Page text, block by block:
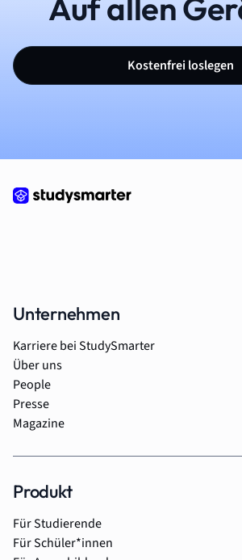
Auf allen
Kostenfrei loslegen
Unternehmen
Karriere bei StudySmarter
Über uns
People
Presse
Magazine
Produkt
Für Studierende
Für Schüler*innen